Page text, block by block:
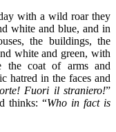
with a wild roar they
white and blue, and in
the buildings, the
white and green, with
the coat of arms and
hatred in the faces and
Fuori il straniero!”
thinks: “Who in fact is